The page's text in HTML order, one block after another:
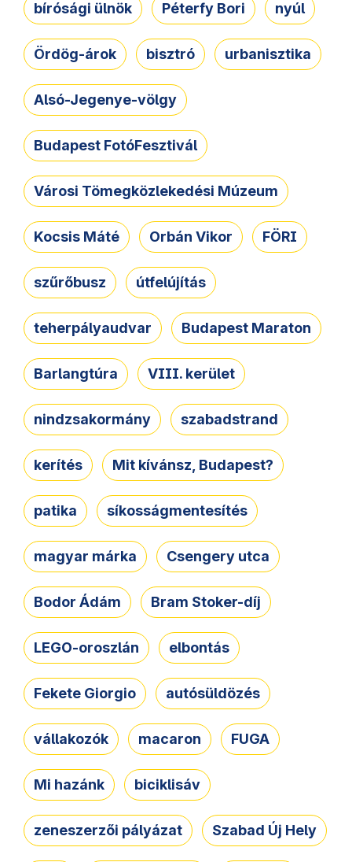
bírósági ülnök Péterfy Bori nyúl
Ördög-árok bisztró urbanisztika
Alsó-Jegenye-völgy
Budapest FotóFesztivál
Városi Tömegközlekedési Múzeum
Kocsis Máté Orbán Vikor FÖRI
szűrőbusz útfelújítás
teherpályaudvar Budapest Maraton
Barlangtúra VIII. kerület
nindzsakormány szabadstrand
kerítés Mit kívánsz, Budapest?
patika síkosságmentesítés
magyar márka Csengery utca
Bodor Ádám Bram Stoker-díj
LEGO-oroszlán elbontás
Fekete Giorgio autósüldözés
vállakozók macaron FUGA
Mi hazánk biciklisáv
zeneszerzői pályázat Szabad Új Hely